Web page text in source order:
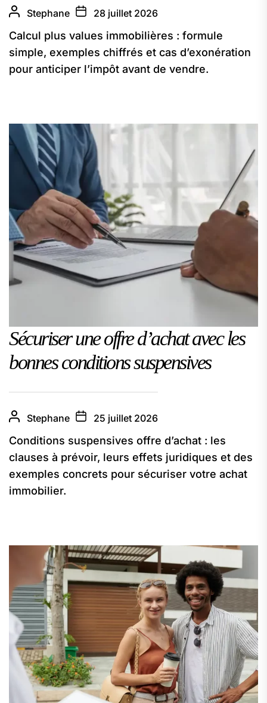
Stephane 28 juillet 2026
Calcul plus values immobilières : formule
simple, exemples chiffrés et cas d’exonération
pour anticiper l’impôt avant de vendre.
Sécuriser une offre d’achat avec les
bonnes conditions suspensives
Stephane 25 juillet 2026
Conditions suspensives offre d’achat : les
clauses à prévoir, leurs effets juridiques et des
exemples concrets pour sécuriser votre achat
immobilier.